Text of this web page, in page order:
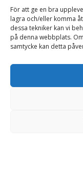
För att ge en bra
lagra och/eller komma
dessa tekniker kan vi
på denna webbplats.
samtycke kan detta
Bli först med
Superior
– Essential
Din e-postadress
är märkta*